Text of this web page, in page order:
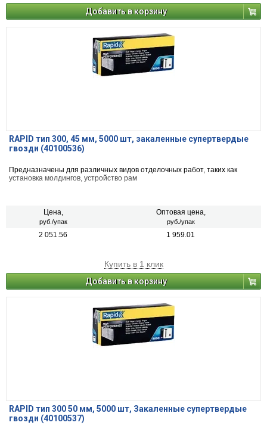
Добавить в корзину
RAPID тип 300, 45 мм, 5000 шт, закаленные супертвердые
гвозди (40100536)
Предназначены для различных видов отделочных работ, таких как
установка молдингов, устройство рам
Цена,
руб./упак
Оптовая цена,
руб./упак
2 051.56 1 959.01
Купить в 1 клик
Добавить в корзину
RAPID тип 300 50 мм, 5000 шт, Закаленные супертвердые
гвозди (40100537)